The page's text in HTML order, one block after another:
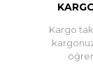
Kargo